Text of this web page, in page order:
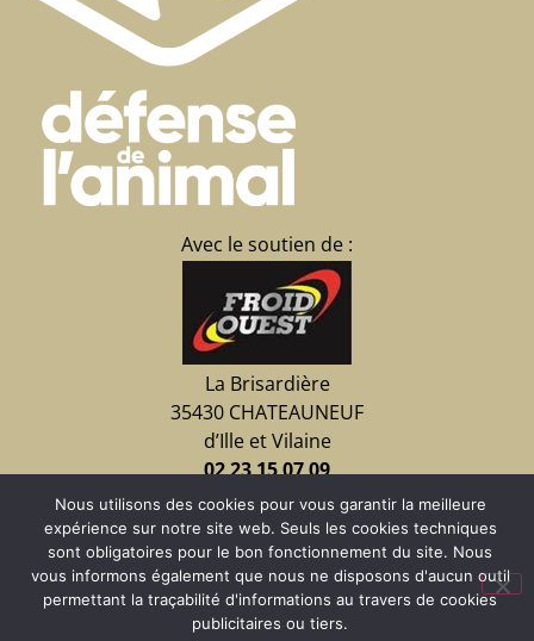
Avec le soutien de :
La Brisardière
35430 CHATEAUNEUF
d’Ille et Vilaine
02 23 15 07 09
Faire un don
Nous utilisons des cookies pour vous garantir la meilleure
expérience sur notre site web. Seuls les cookies techniques
sont obligatoires pour le bon fonctionnement du site. Nous
vous informons également que nous ne disposons d'aucun outil
permettant la traçabilité d'informations au travers de cookies
publicitaires ou tiers.